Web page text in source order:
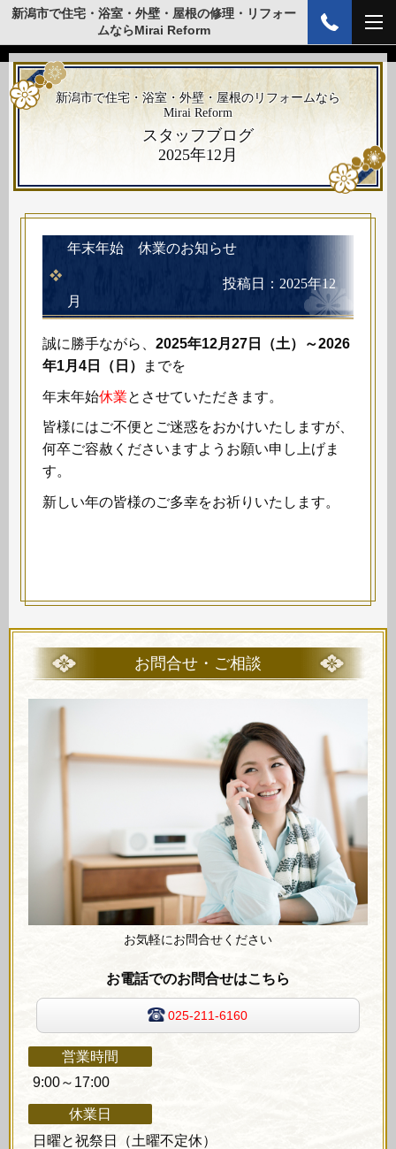
新潟市で住宅・浴室・外壁・屋根の修理・リフォー
ムならMirai Reform
新潟市で住宅・浴室・外壁・屋根のリフォームなら
Mirai Reform
スタッフブログ
2025年12月
年末年始 休業のお知らせ
投稿日：2025年12
月
誠に勝手ながら、 2025年12月27 日（土）～2026
年1月4日（日）
までを
年末年始休業とさせていただきます。
皆様にはご不便とご迷惑をおかけいたしますが、
何卒ご容赦くださいますようお願い申し上げま
す。
新しい年の皆様のご多幸をお祈りいたします。
お問合せ・ご相談
お気軽にお問合せください
お電話でのお問合せはこちら
025-211-6160
営業時間
9:00～17:00
休業日
日曜と祝祭日（土曜不定休）